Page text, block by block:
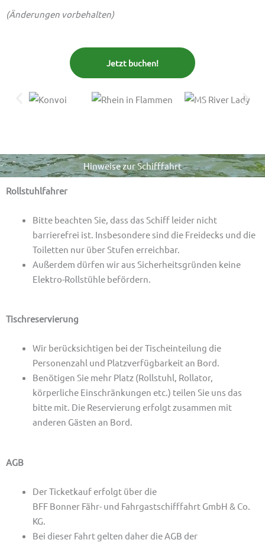
(Änderungen vorbehalten)
Jetzt buchen!
Hinweise zur Schifffahrt
Rollstuhlfahrer
Bitte beachten Sie, dass das Schiff leider nicht
barrierefrei ist. Insbesondere sind die Freidecks und die
Toiletten nur über Stufen erreichbar.
Außerdem dürfen wir aus Sicherheitsgründen keine
Elektro-Rollstühle befördern.
Tischreservierung
Wir berücksichtigen bei der Tischeinteilung die
Personenzahl und Platzverfügbarkeit an Bord.
Benötigen Sie mehr Platz (Rollstuhl, Rollator,
körperliche Einschränkungen etc.) teilen Sie uns das
bitte mit. Die Reservierung erfolgt zusammen mit
anderen Gästen an Bord.
AGB
Der Ticketkauf erfolgt über die
BFF Bonner Fähr- und Fahrgastschifffahrt GmbH & Co.
KG.
Bei dieser Fahrt gelten daher die AGB der